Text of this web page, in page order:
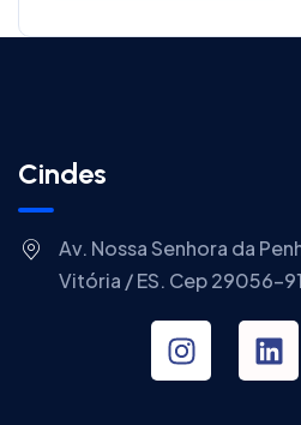
Cindes
Av. Nossa Senhora da
Vitória / ES. Cep 29056-